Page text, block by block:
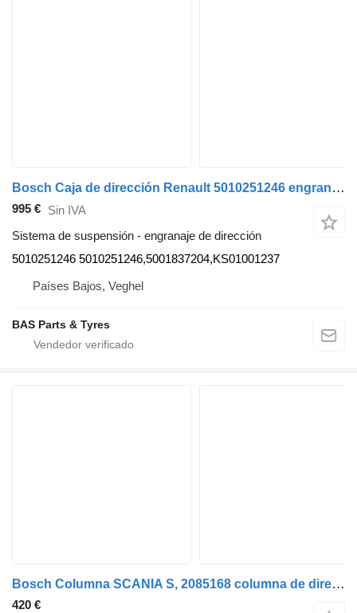
Bosch Caja de dirección Renault 5010251246 engranaje de dirección para Bosch camión
995 € Sin IVA
Sistema de suspensión - engranaje de dirección
5010251246 5010251246,5001837204,KS01001237
Países Bajos, Veghel
BAS Parts & Tyres
Bosch Columna SCANIA S, 2085168 columna de dirección para Scania S camión
420 €